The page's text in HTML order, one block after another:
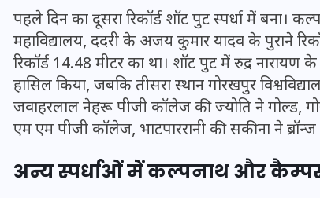
पहले दिन का दूसरा रिकॉर्ड शॉट पुट स्पर्धा में बना।
महाविद्यालय, ददरी के अजय कुमार यादव के पुराने
रिकॉर्ड 14.48 मीटर का था। शॉट पुट में रुद्र
हासिल किया, जबकि तीसरा स्थान गोरखपुर
जवाहरलाल नेहरू पीजी कॉलेज की ज्योति ने गोल्ड,
एम एम पीजी कॉलेज, भाटपाररानी की सकीना ने
अन्य स्पर्धाओं में कल्पनाथ और
16 दिसम्बर 2025